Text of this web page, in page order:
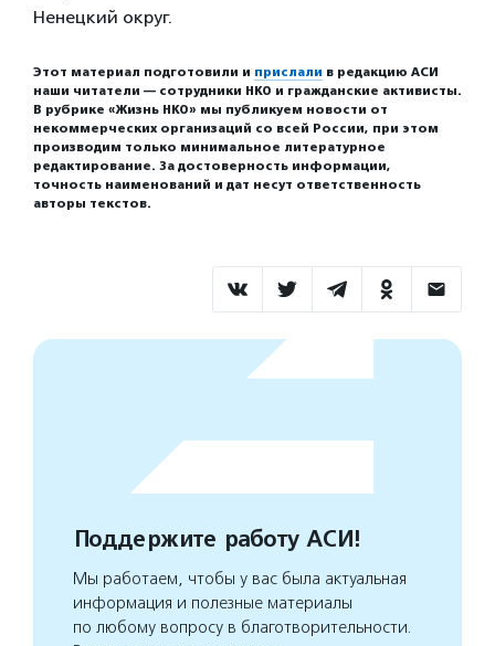
Ненецкий округ.
Этот материал подготовили и прислали в редакцию АСИ
наши читатели — сотрудники НКО и гражданские активисты.
В рубрике «Жизнь НКО» мы публикуем новости от
некоммерческих организаций со всей России, при этом
производим только минимальное литературное
редактирование. За достоверность информации,
точность наименований и дат несут ответственность
авторы текстов.
Поддержите работу АСИ!
Мы работаем, чтобы у вас была актуальная
информация и полезные материалы
по любому вопросу в благотворительности.